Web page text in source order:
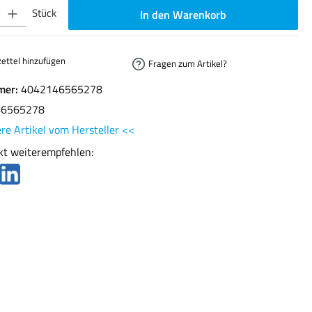
den gewünschten Wert ein oder benutze die Schaltflächen um die Anzahl zu erhöhen
Stück In den Warenkorb
hinzufügen Fragen zum Artikel?
4042146565278
Artikel vom Hersteller <<
weiterempfehlen: